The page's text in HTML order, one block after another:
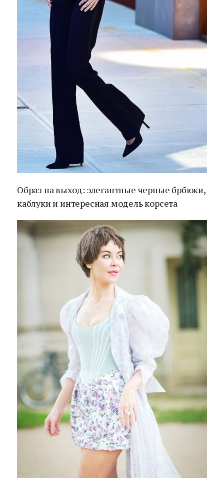
Образ на выход: элегантные черные брбюки,
каблуки и интересная модель корсета